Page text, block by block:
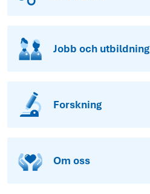
Jobb och utbildning
Forskning
Om oss